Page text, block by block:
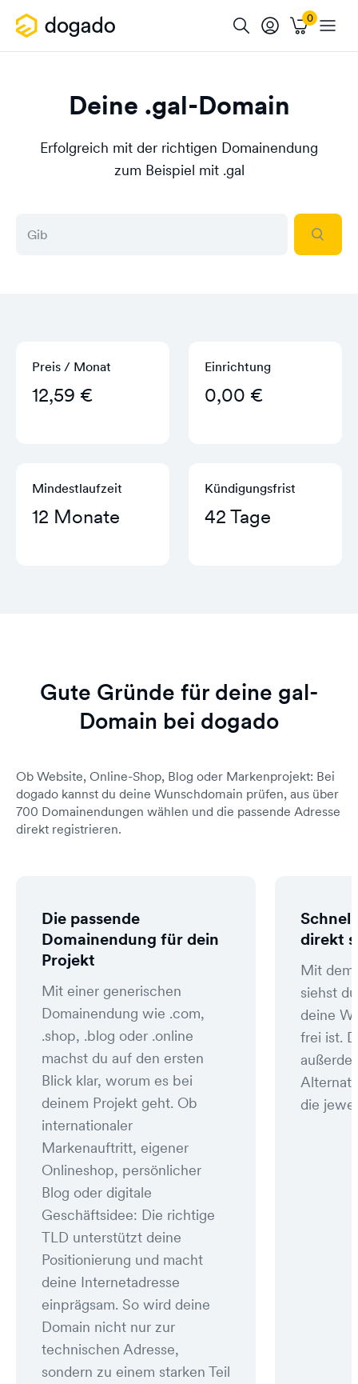
Deine .gal-Domain
Erfolgreich mit der richtigen Domainendung
zum Beispiel mit .gal
Preis / Monat
12,59 €
Einrichtung
0,00 €
Mindestlaufzeit
12 Monate
Kündigungs­frist
42 Tage
Gute Gründe für deine gal-
Domain bei dogado
Ob Website, Online-Shop, Blog oder Markenprojekt: Bei
dogado kannst du deine Wunschdomain prüfen, aus über
700 Domainendungen wählen und die passende Adresse
direkt registrieren.
Die passende
Domainendung für dein
Projekt
Mit einer generischen
Domainendung wie .com,
.shop, .blog oder .online
machst du auf den ersten
Blick klar, worum es bei
deinem Projekt geht. Ob
internationaler
Markenauftritt, eigener
Onlineshop, persönlicher
Blog oder digitale
Geschäftsidee: Die richtige
TLD unterstützt deine
Positionierung und macht
deine Internetadresse
einprägsam. So wird deine
Domain nicht nur zur
technischen Adresse,
sondern zu einem starken Teil
direkt
Mit dem
siehst
deine
frei ist.
die